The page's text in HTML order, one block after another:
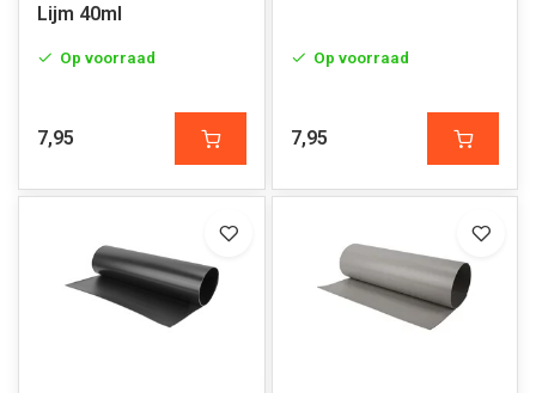
Lijm 40ml
Op voorraad
7,95
Op voorraad
7,95